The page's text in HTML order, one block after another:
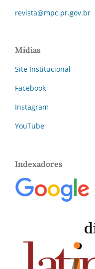
revista@mpc.pr.gov.br
Mídias
Site Institucional
Facebook
Instagram
YouTube
Indexadores